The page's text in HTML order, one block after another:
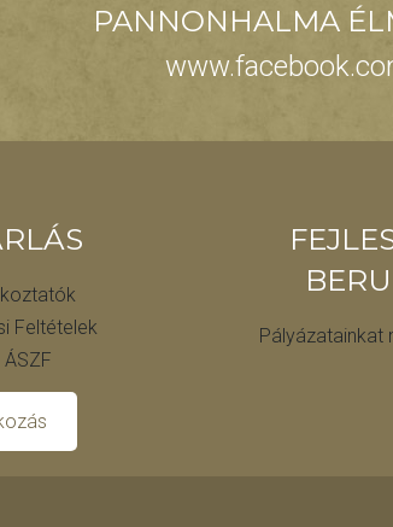
PANNONHALMA
Feltételek
Pályázatainkat